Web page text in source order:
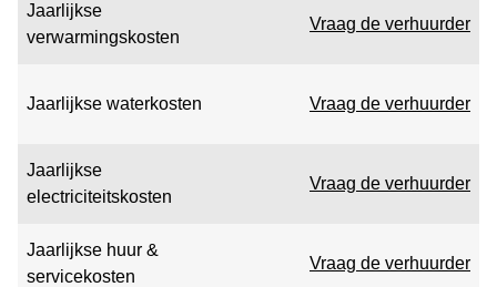
Jaarlijkse
verwarmingskosten
Vraag de verhuurder
Jaarlijkse waterkosten Vraag de verhuurder
Jaarlijkse
electriciteitskosten
Vraag de verhuurder
Jaarlijkse huur &
servicekosten
Vraag de verhuurder